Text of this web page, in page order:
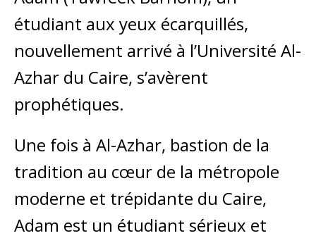
étudiant aux yeux écarquillés,
nouvellement arrivé à l’Université Al-
Azhar du Caire, s’avèrent
prophétiques.
Une fois à Al-Azhar, bastion de la
tradition au cœur de la métropole
moderne et trépidante du Caire,
Adam est un étudiant sérieux et